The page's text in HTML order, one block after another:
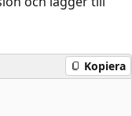
Kopiera